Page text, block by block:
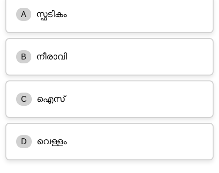
A സ്ഫ‌ടികം
B നീരാവി
C ഐസ്
D വെള്ളം